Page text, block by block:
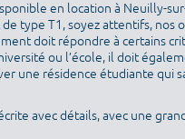
en location à Neuilly-
type T1, soyez attentifs, nos
doit répondre à certains
ou l’école, il doit
une résidence étudiante qui
avec détails, avec une